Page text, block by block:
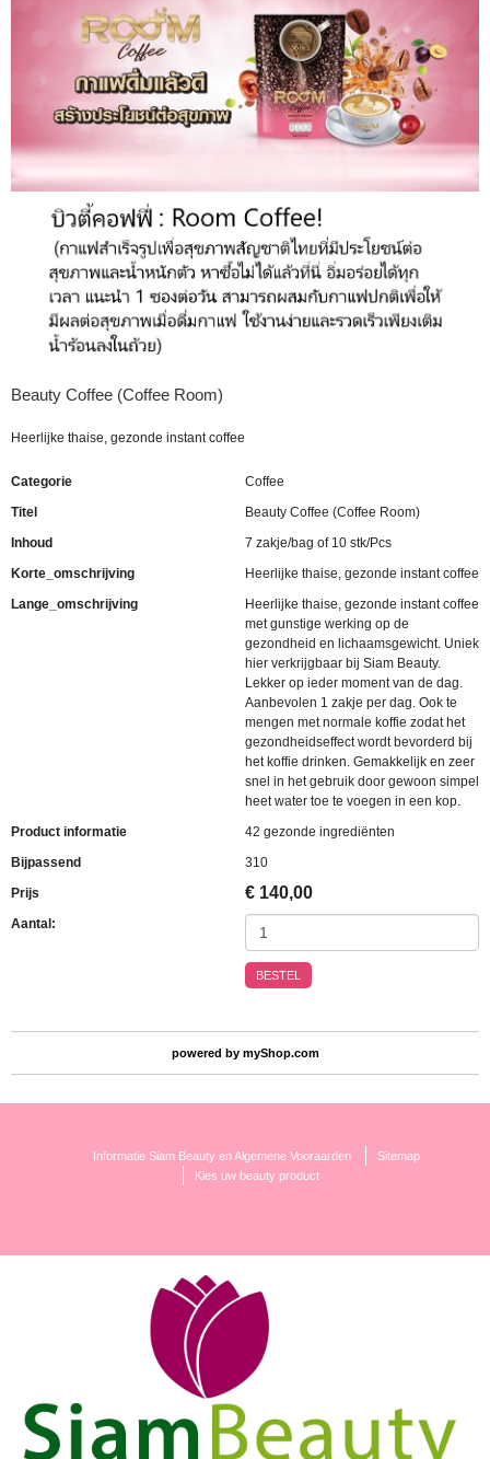
Beauty Coffee (Coffee Room)
Heerlijke thaise, gezonde instant coffee
Categorie
Coffee
Titel
Beauty Coffee (Coffee Room)
Inhoud
7 zakje/bag of 10 stk/Pcs
Korte_omschrijving
Heerlijke thaise, gezonde instant coffee
Lange_omschrijving
Heerlijke thaise, gezonde instant coffee
met gunstige werking op de
gezondheid en lichaamsgewicht. Uniek
hier verkrijgbaar bij Siam Beauty.
Lekker op ieder moment van de dag.
Aanbevolen 1 zakje per dag. Ook te
mengen met normale koffie zodat het
gezondheidseffect wordt bevorderd bij
het koffie drinken. Gemakkelijk en zeer
snel in het gebruik door gewoon simpel
heet water toe te voegen in een kop.
Product informatie
42 gezonde ingrediënten
Bijpassend
310
Prijs
€ 140,00
Aantal:
BESTEL
powered by myShop.com
Informatie Siam Beauty en Algemene Vooraarden
Sitemap
Kies uw beauty product